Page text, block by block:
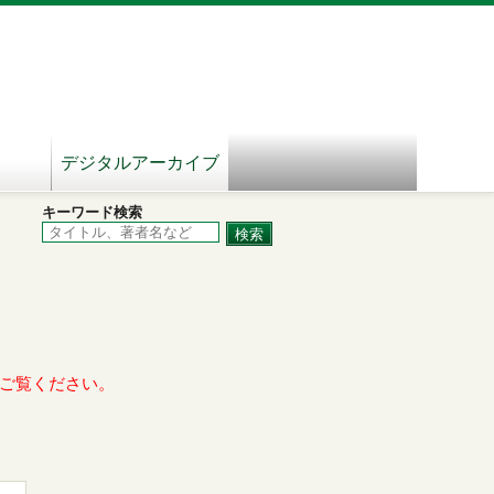
デジタルアーカイブ
キーワード検索
覧ください。